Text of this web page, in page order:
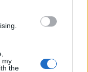
my
the
που έρχονται
εν γένει θα
στο
να εφαρμόζουν